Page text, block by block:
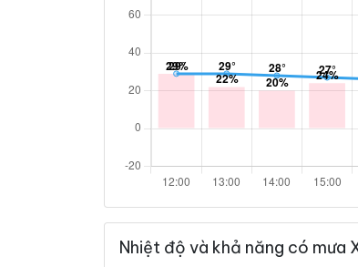
Nhiệt độ và khả năng có mưa